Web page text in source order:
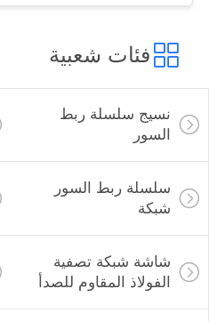
فئات شعبية
نسيج سلسلة ربط
السور
سلسلة ربط السور
شبكة
شاشة شبكة تصفية
الفولاذ المقاوم للصدأ